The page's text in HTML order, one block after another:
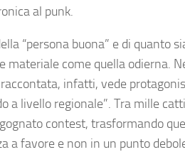
al punk.
“persona buona” e di quanto
come quella odierna.
infatti, vede
a livello regionale”. Tra mille
contest, trasformando
a favore e non in un punto